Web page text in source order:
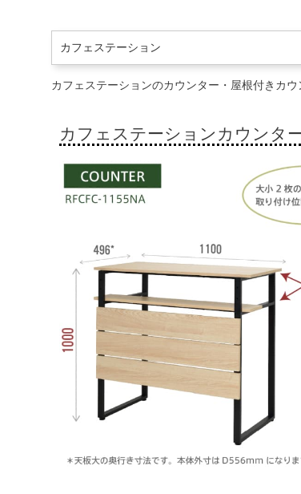
カフェステーション
カフェステーションのカウンター・屋根付きカ
カフェステーションカウンタ